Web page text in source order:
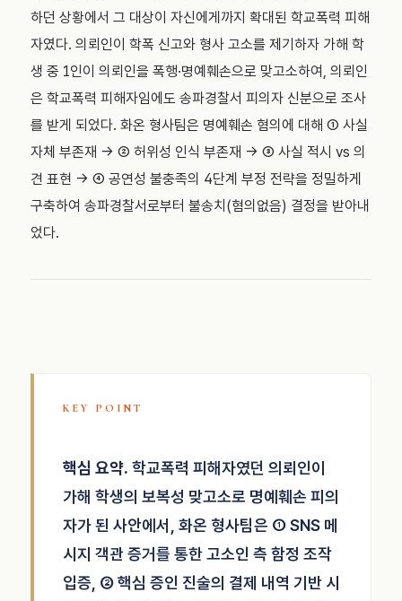
하던 상황에서 그 대상이 자신에게까지 확대된 학교폭력 피해
자였다. 의뢰인이 학폭 신고와 형사 고소를 제기하자 가해 학
생 중 1인이 의뢰인을 폭행·명예훼손으로 맞고소하여, 의뢰인
은 학교폭력 피해자임에도 송파경찰서 피의자 신분으로 조사
를 받게 되었다. 화온 형사팀은 명예훼손 혐의에 대해 ① 사실
자체 부존재 → ② 허위성 인식 부존재 → ③ 사실 적시 vs 의
견 표현 → ④ 공연성 불충족의 4단계 부정 전략을 정밀하게
구축하여 송파경찰서로부터 불송치(혐의없음) 결정을 받아내
었다.
핵심 요약. 학교폭력 피해자였던 의뢰인이
가해 학생의 보복성 맞고소로 명예훼손 피의
자가 된 사안에서, 화온 형사팀은 ① SNS 메
시지 객관 증거를 통한 고소인 측 함정 조작
입증, ② 핵심 증인 진술의 결제 내역 기반 시